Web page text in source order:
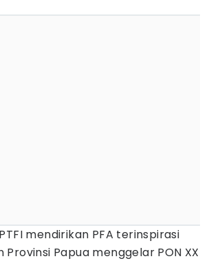
mendirikan PFA terinspirasi
Provinsi Papua menggelar PON XX